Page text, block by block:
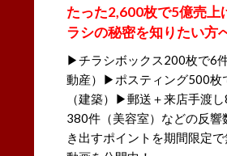
たった2,600枚で5億売上
ラシの秘密を知りたい方
▶チラシボックス200枚で6
動産）▶ポスティング500枚
（建築）▶郵送＋来店手渡
380件（美容室）などの反響
き出すポイントを期間限定